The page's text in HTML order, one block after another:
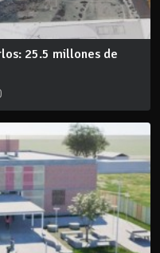
25.5 millones de